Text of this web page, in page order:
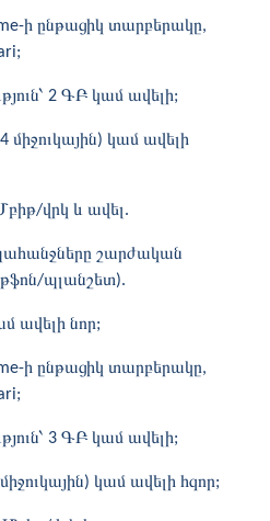
ի ընթացիկ տարբերակը,
2 ԳԲ կամ ավելի;
միջուկային) կամ ավելի
վրկ և ավել.
շարժական
պլանշետ).
ավելի նոր;
ի ընթացիկ տարբերակը,
3 ԳԲ կամ ավելի;
կամ ավելի հզոր;